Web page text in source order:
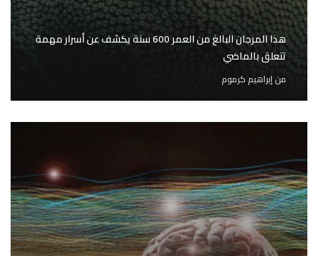
هذا المرجان البالغ من العمر 600 سنة يكشف عن أسرار مهمة
تتعلق بالماضي
منإبراهيم كرموم